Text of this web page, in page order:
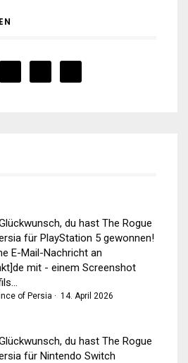
du hast The Rogue
für PlayStation 5 gewonnen!
E-Mail-Nachricht an
mit - einem Screenshot
of Persia · 14. April 2026
du hast The Rogue
für Nintendo Switch